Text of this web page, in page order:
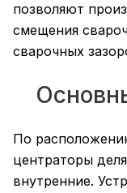
позволяют
смещения
сварочных
По
центраторы
внутренние.